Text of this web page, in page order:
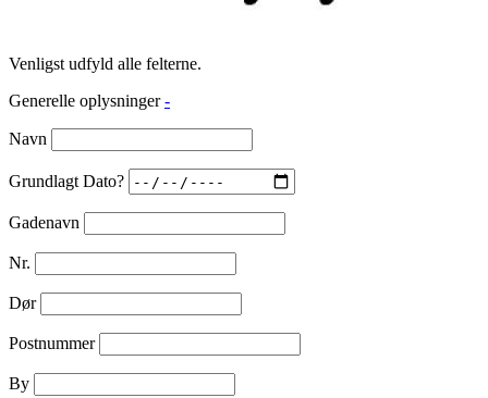
Venligst udfyld alle felterne.
Generelle oplysninger -
Navn
Grundlagt Dato?
Gadenavn
Nr.
Dør
Postnummer
By